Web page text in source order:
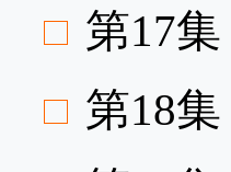
第17集
第18集